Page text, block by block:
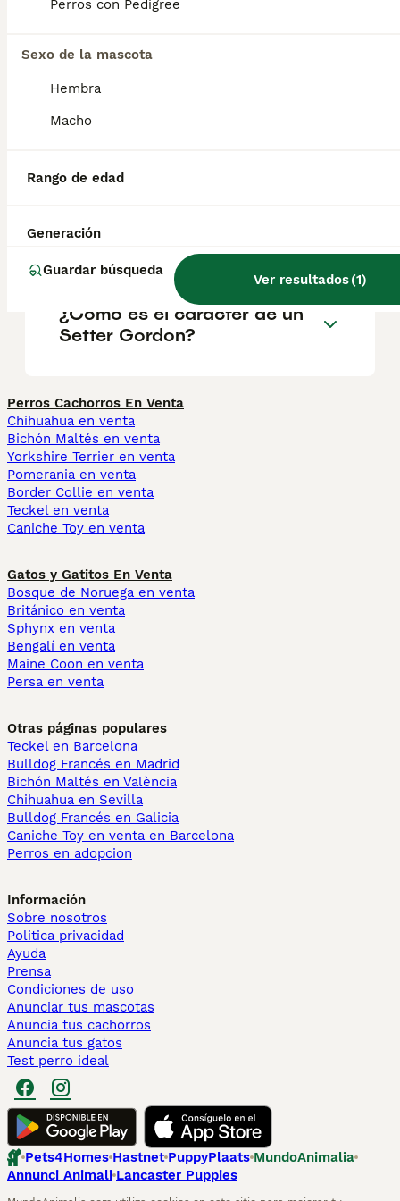
Perros con Pedigree
Sexo de la mascota
Hembra
Macho
Rango de edad
Generación
Guardar búsqueda
Ver resultados(1)
salud y el bienestar de los animales.
de comprometerse siempre es la mejor
¿Es el setter un buen perro
¿Qué clase de perro es el
Setter Gordon?
¿Cómo es el carácter de un
Setter Gordon?
Perros Cachorros En Venta
Chihuahua en venta
Bichón Maltés en venta
Yorkshire Terrier en venta
Pomerania en venta
Border Collie en venta
Teckel en venta
Caniche Toy en venta
Gatos y Gatitos En Venta
Bosque de Noruega en venta
Británico en venta
Sphynx en venta
Bengalí en venta
Maine Coon en venta
Persa en venta
Otras páginas populares
Teckel en Barcelona
Bulldog Francés en Madrid
Bichón Maltés en València
Chihuahua en Sevilla
Bulldog Francés en Galicia
Caniche Toy en venta en Barcelona
Perros en adopcion
Información
Sobre nosotros
Politica privacidad
Ayuda
Prensa
Condiciones de uso
Anunciar tus mascotas
Anuncia tus cachorros
Anuncia tus gatos
Test perro ideal
Pets4Homes Hastnet PuppyPlaats MundoAnimalia
Annunci Animali Lancaster Puppies